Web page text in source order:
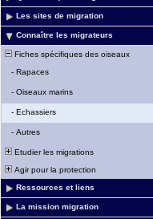
Les sites de migration
Connaître les migrateurs
Fiches spécifiques des oiseaux
- Rapaces
- Oiseaux marins
- Echassiers
- Autres
Etudier les migrations
Agir pour la protection
Ressources et liens
La mission migration